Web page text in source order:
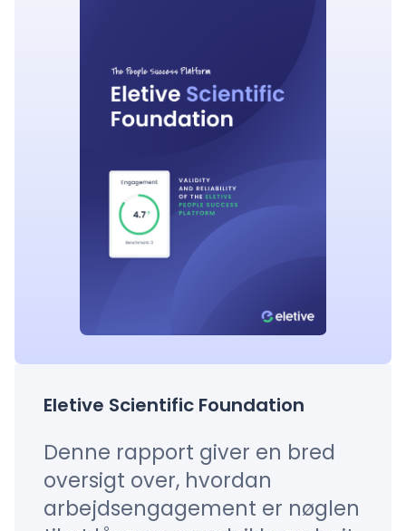
Eletive Scientific Foundation
Denne rapport giver en bred
oversigt over, hvordan
arbejdsengagement er nøglen